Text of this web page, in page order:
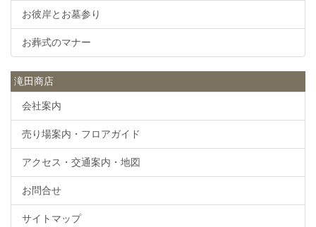
お彼岸とお墓参り
お葬式のマナー
滝田商店
会社案内
売り場案内・フロアガイド
アクセス・交通案内・地図
お問合せ
サイトマップ